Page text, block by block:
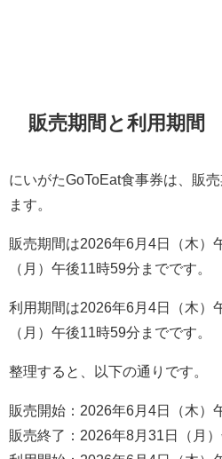
販売期間と利用期間
にいがたGoToEat食事券は、販
ます。
販売期間は2026年6月4日（木）
（月）午後11時59分までです。
利用期間は2026年6月4日（木）
（月）午後11時59分までです。
整理すると、以下の通りです。
販売開始：2026年6月4日（木）
販売終了：2026年8月31日（月